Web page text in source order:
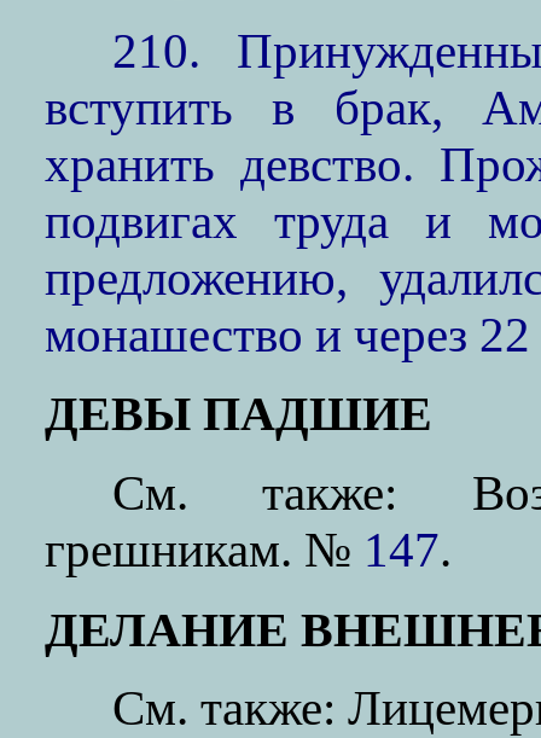
210.
вступить в брак,
хранить девство.
подвигах труда и
предложению,
монашество и через 22
ДЕВЫ ПАДШИЕ
См. также:
грешникам. № 147.
ДЕЛАНИЕ
См. также: